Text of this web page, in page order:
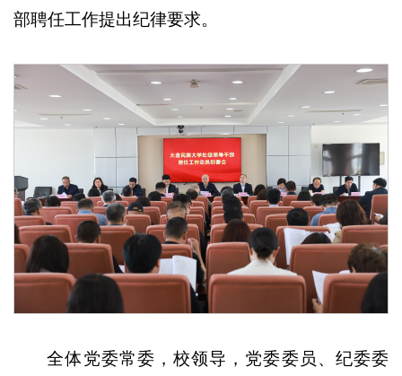
部聘任工作提出纪律要求。
全体党委常委，校领导，党委委员、纪委委